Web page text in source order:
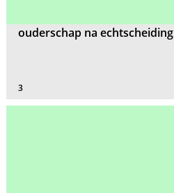
ouderschap na echtscheiding
3